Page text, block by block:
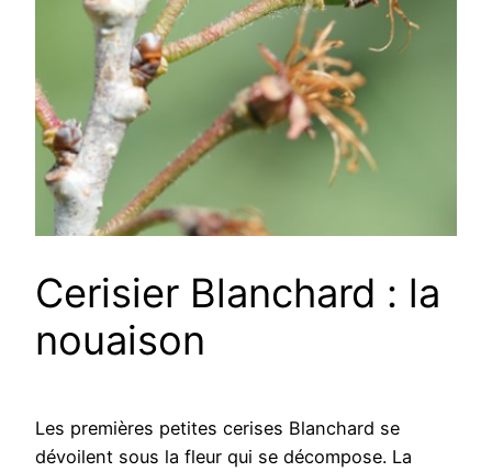
Cerisier Blanchard : la
nouaison
Les premières petites cerises Blanchard se
dévoilent sous la fleur qui se décompose. La